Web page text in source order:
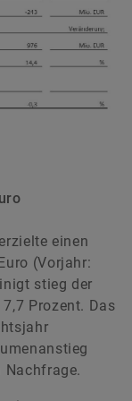
einen
(Vorjahr:
stieg der
Prozent. Das
Nachfrage.